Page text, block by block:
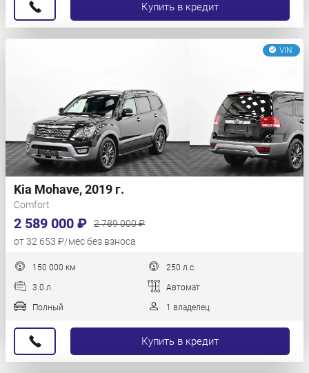
Купить в кредит
VIN
Kia Mohave, 2019 г.
Comfort
2 589 000 ₽
2 789 000 ₽
от 32 653 ₽/мес без взноса
150 000 км 250 л.с.
3.0 л. Автомат
Полный 1 владелец
Купить в кредит